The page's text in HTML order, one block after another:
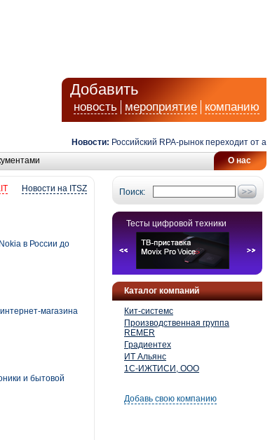
Добавить
новость мероприятие компанию
Новости: Российский RPA-рынок переходит от
О нас
Поиск:
Тесты цифровой техники
Каталог компаний
Кит-системс
Производственная группа
REMER
Градиентех
ИТ Альянс
1С-ИЖТИСИ, ООО
Добавь свою компанию
Новости на ITSZ
в России до
магазина
и бытовой